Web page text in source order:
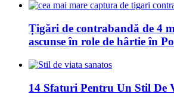
Țigări de contrabandă de 4
ascunse în role de hârtie în
14 Sfaturi Pentru Un Stil De